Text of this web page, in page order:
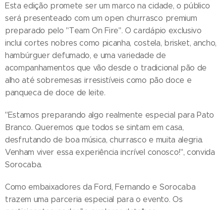
Esta edição promete ser um marco na cidade, o público
será presenteado com um open churrasco premium
preparado pelo "Team On Fire". O cardápio exclusivo
inclui cortes nobres como picanha, costela, brisket, ancho,
hambúrguer defumado, e uma variedade de
acompanhamentos que vão desde o tradicional pão de
alho até sobremesas irresistíveis como pão doce e
panqueca de doce de leite.
"Estamos preparando algo realmente especial para Pato
Branco. Queremos que todos se sintam em casa,
desfrutando de boa música, churrasco e muita alegria.
Venham viver essa experiência incrível conosco!", convida
Sorocaba.
Como embaixadores da Ford, Fernando e Sorocaba
trazem uma parceria especial para o evento. Os